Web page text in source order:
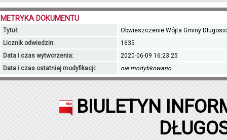
METRYKA DOKUMENTU
Tytuł:
Obwieszczenie Wójta Gminy
Licznik odwiedzin:
1635
Data i czas wytworzenia:
2020-06-09 16:23:25
Data i czas ostatniej modyfikacji:
nie modyfikowano
BIULETYN